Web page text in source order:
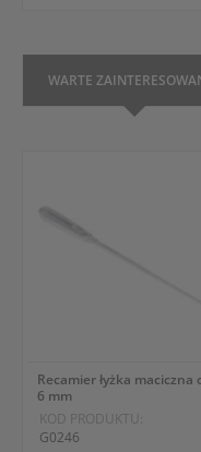
WARTE
Recamier łyżka maciczna
6 mm
KOD PRODUKTU:
G0246